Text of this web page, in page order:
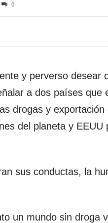
0
y perverso desear
a dos países que
drogas y exportación
del planeta y EEUU
sus conductas, la
un mundo sin droga